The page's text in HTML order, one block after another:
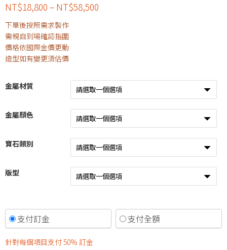
NT$18,800 – NT$58,500
下單後按照需求製作
需親自到場確認指圍
價格依國際金價更動
造型如有變更須估價
金屬材質
金屬顏色
寶石類別
版型
支付訂金 支付全額
針對每個項目支付50% 訂金